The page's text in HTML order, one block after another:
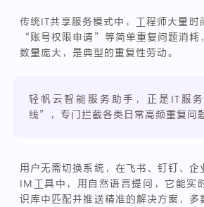
传统IT共享服务模式中，工程师大量
“账号权限申请”等简单重复问题消耗
数量庞大，是典型的重复性劳动。
轻帆云智能服务助手，正是IT服
线”，专门拦截各类日常高频重复问
用户无需切换系统，在飞书、钉钉、企
IM工具中，用自然语言提问，它能实
识库中匹配并推送精准的解决方案，多